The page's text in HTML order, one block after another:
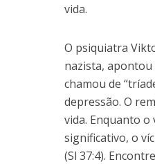
vida.
O psiquiatra
nazista, apontou
chamou de
depressão. O
vida. Enquanto
significativo, o
(Sl 37:4).